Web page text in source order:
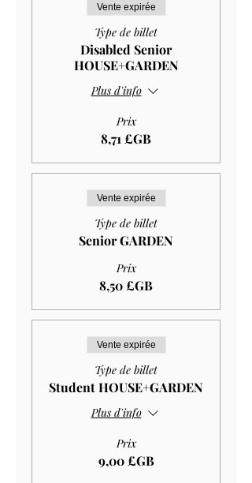
Vente expirée
Type de billet
Disabled Senior
HOUSE+GARDEN
Plus d'info
Prix
8,71 £GB
Vente expirée
Type de billet
Senior GARDEN
Prix
8,50 £GB
Vente expirée
Type de billet
Student HOUSE+GARDEN
Plus d'info
Prix
9,00 £GB